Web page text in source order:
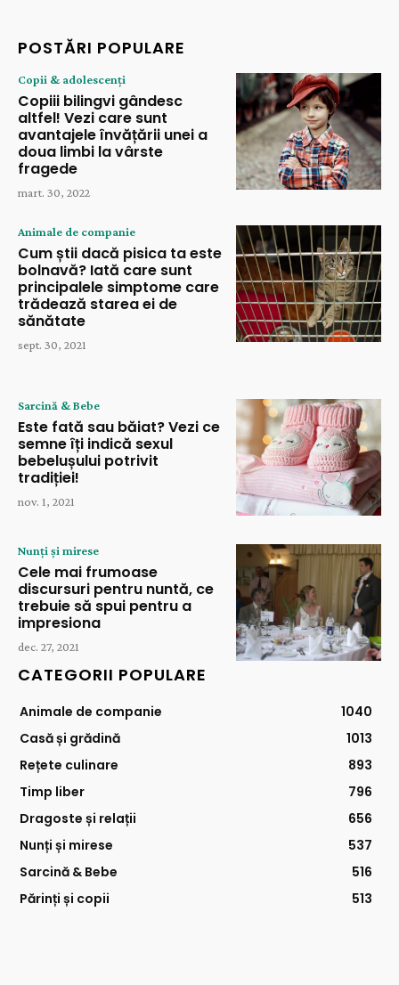
POSTĂRI POPULARE
Copii & adolescenți
Copiii bilingvi gândesc
altfel! Vezi care sunt
avantajele învățării unei a
doua limbi la vârste
fragede
mart. 30, 2022
Animale de companie
Cum știi dacă pisica ta este
bolnavă? Iată care sunt
principalele simptome care
trădează starea ei de
sănătate
sept. 30, 2021
Sarcină & Bebe
Este fată sau băiat? Vezi ce
semne îți indică sexul
bebelușului potrivit
tradiției!
nov. 1, 2021
Nunți și mirese
Cele mai frumoase
discursuri pentru nuntă, ce
trebuie să spui pentru a
impresiona
dec. 27, 2021
CATEGORII POPULARE
Animale de companie
1040
Casă și grădină
1013
Rețete culinare
893
Timp liber
796
Dragoste și relații
656
Nunți și mirese
537
Sarcină & Bebe
516
Părinți și copii
513